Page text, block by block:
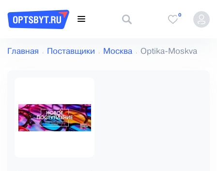
0
Главная Поставщики Москва Optika-Moskva